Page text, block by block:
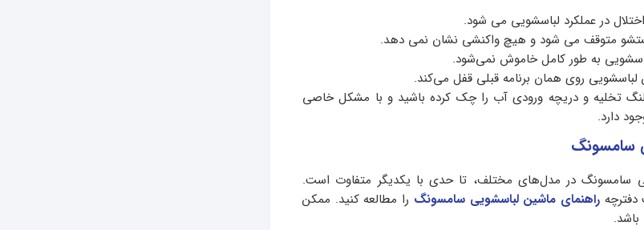
در عملکرد لباسشویی می شود.
متوقف می‌ شود و هیچ واکنشی نشان نمی‌ دهد.
به طور کامل خاموش نمی‌شود.
لباسشویی روی همان برنامه قبلی قفل می‌کند.
تخلیه و دریچه ورودی آب را چک کرده باشید و با مشکل خاصی
دارد.
در مدل‌های مختلف، تا حدی با یکدیگر متفاوت است.
راهنمای ماشین لباسشویی سامسونگ را مطالعه کنید. ممکن